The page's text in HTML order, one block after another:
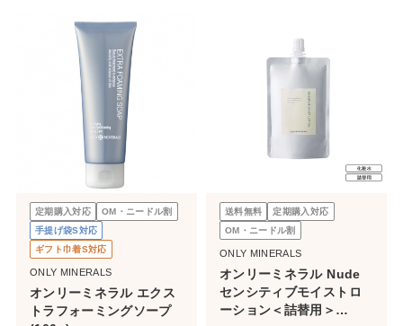
定期購入対応
OM・ニードル割
手提げ袋S対応
ギフト巾着S対応
ONLY MINERALS
オンリーミネラル エクス
トラフォーミングソープ
送料無料
定期購入対応
OM・ニードル割
ONLY MINERALS
オンリーミネラル Nude
センシティブモイストロ
ーション＜詰替用＞